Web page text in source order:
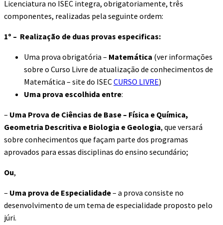
Licenciatura no ISEC integra, obrigatoriamente, três
componentes, realizadas pela seguinte ordem:
1º – Realização de duas provas especificas:
Uma prova obrigatória – Matemática (ver informações
sobre o Curso Livre de atualização de conhecimentos de
Matemática – site do ISECCURSO LIVRE)
Uma prova escolhida entre:
– Uma Prova de Ciências de Base – Física e Química,
Geometria Descritiva e Biologia e Geologia, que versará
sobre conhecimentos que façam parte dos programas
aprovados para essas disciplinas do ensino secundário;
Ou,
– Uma prova de Especialidade– a prova consiste no
desenvolvimento de um tema de especialidade proposto pelo
júri.